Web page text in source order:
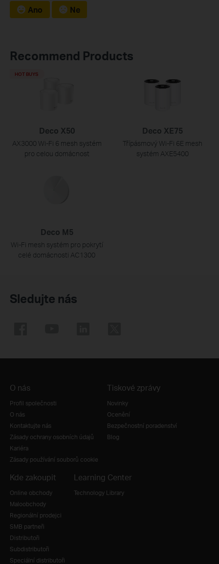
Ano Ne
Recommend Products
Deco X50
AX3000 Wi-Fi 6 mesh systém
pro celou domácnost
HOT BUYS
Deco XE75
Třípásmový Wi-Fi 6E mesh
systém AXE5400
Deco M5
Wi-Fi mesh systém pro pokrytí
celé domácnosti AC1300
Sledujte nás
O nás
Profil společnosti
O nás
Kontaktujte nás
Zásady ochrany osobních údajů
Kariéra
Zásady používání souborů cookie
Tiskové zprávy
Novinky
Ocenění
Bezpečnostní poradenství
Blog
Kde zakoupit
Online obchody
Maloobchody
Regionální prodejci
SMB partneři
Distributoři
Subdistributoři
Speciální distributoři
Learning Center
Technology Library